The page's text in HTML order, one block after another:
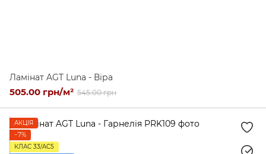
Ламінат AGT Luna - Віра
505.00 грн/м² 545.00 грн
АКЦІЯ
−7%
КЛАС 33/AC5